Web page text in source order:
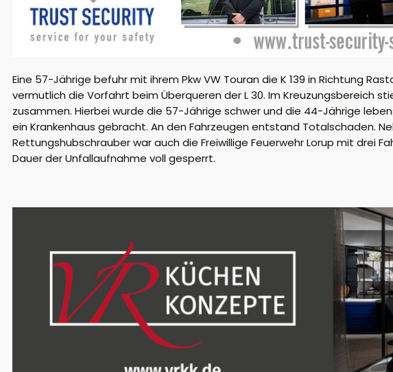
Eine 57-Jährige befuhr mit ihrem Pkw VW Touran die K 139 in Richtung
vermutlich die Vorfahrt beim Überqueren der L 30. Im Kreuzungsbereich
zusammen. Hierbei wurde die 57-Jährige schwer und die 44-Jährige
ein Krankenhaus gebracht. An den Fahrzeugen entstand Totalschaden.
Rettungshubschrauber war auch die Freiwillige Feuerwehr Lorup mit drei
Dauer der Unfallaufnahme voll gesperrt.